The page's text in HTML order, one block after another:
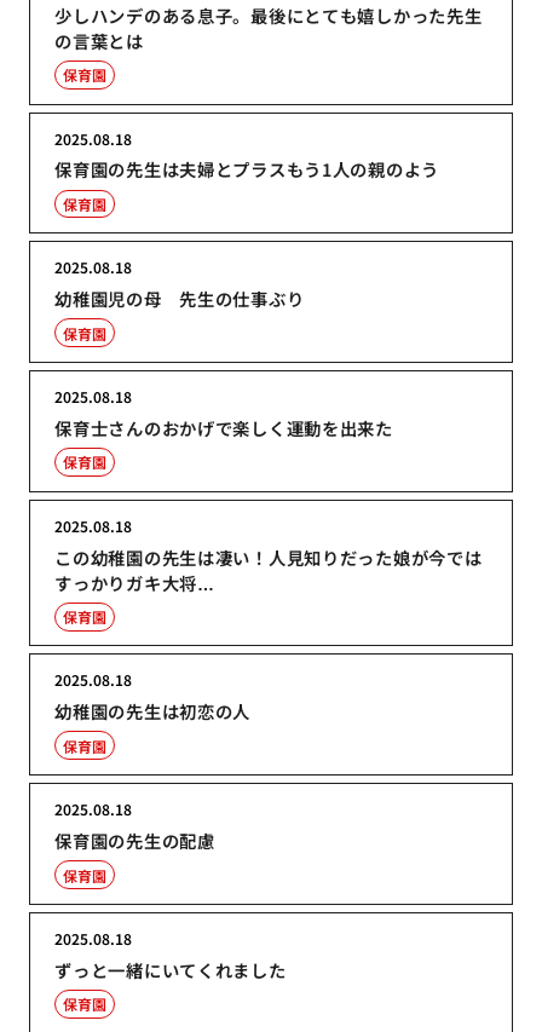
少しハンデのある息子。最後にとても嬉しかった先生
の言葉とは
保育園
保育園の先生は夫婦とプラスもう1人の親のよう
2025.08.18
保育園
幼稚園児の母 先生の仕事ぶり
2025.08.18
保育園
保育士さんのおかげで楽しく運動を出来た
2025.08.18
保育園
この幼稚園の先生は凄い！人見知りだった娘が今では
すっかりガキ大将…
2025.08.18
保育園
幼稚園の先生は初恋の人
2025.08.18
保育園
保育園の先生の配慮
2025.08.18
保育園
ずっと一緒にいてくれました
2025.08.18
保育園